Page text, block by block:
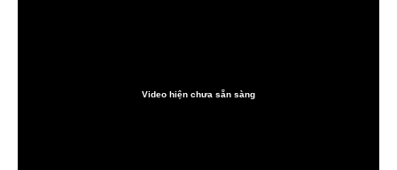
Video hiện chưa sẵn sàng